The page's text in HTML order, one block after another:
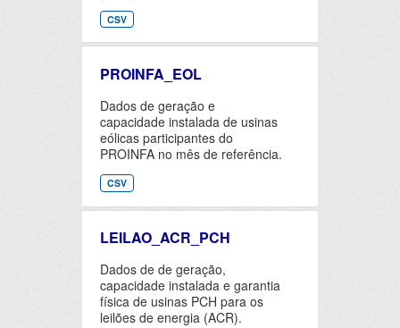
CSV
PROINFA_EOL
Dados de geração e
capacidade instalada de usinas
eólicas participantes do
PROINFA no mês de referência.
CSV
LEILAO_ACR_PCH
Dados de de geração,
capacidade instalada e garantia
física de usinas PCH para os
leilões de energia (ACR).